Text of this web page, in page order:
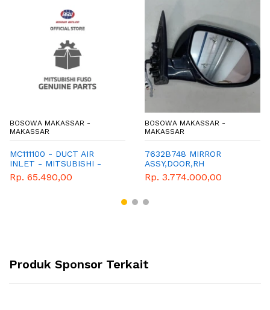
BOSOWA MAKASSAR -
MAKASSAR
MC111100 - DUCT AIR
INLET - MITSUBISHI -
GENUINE
Rp. 65.490,00
BOSOWA MAKASSAR -
MAKASSAR
7632B748 MIRROR
ASSY,DOOR,RH
Rp. 3.774.000,00
Produk Sponsor Terkait